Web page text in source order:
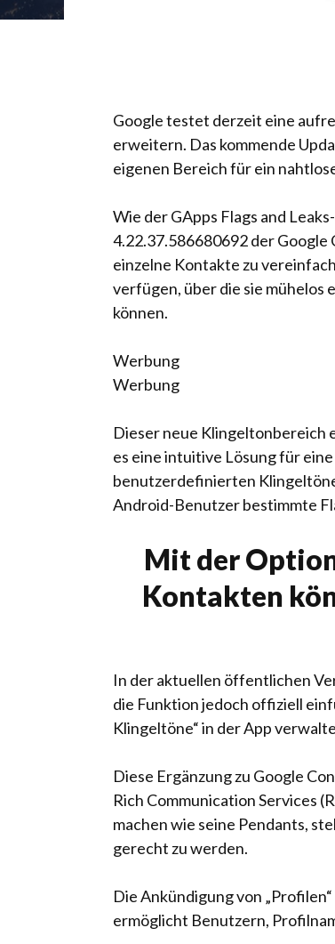
Google testet derzeit eine
erweitern. Das kommende
eigenen Bereich für ein
Wie der GApps Flags and
4.22.37.586680692 der
einzelne Kontakte zu
verfügen, über die sie mühelos
können.
Werbung
Werbung
Dieser neue Klingeltonbereich
es eine intuitive Lösung für
benutzerdefinierten
Android-Benutzer bestimmte
Mit der
Kontakten
In der aktuellen öffentlichen
die Funktion jedoch offiziell
Klingeltöne“ in der App
Diese Ergänzung zu Google
Rich Communication Services
machen wie seine Pendants,
gerecht zu werden.
Die Ankündigung von
ermöglicht Benutzern,